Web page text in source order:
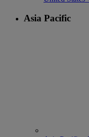
Asia Pacific